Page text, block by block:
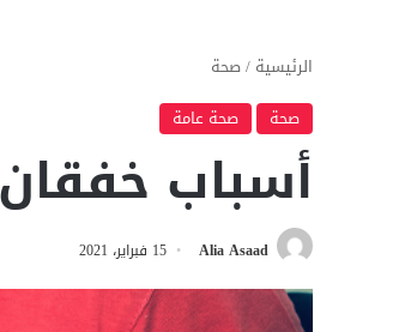
الرئيسية /صحة
صحة
صحة عامة
أسباب
Alia Asaad 15 فبراير، 2021